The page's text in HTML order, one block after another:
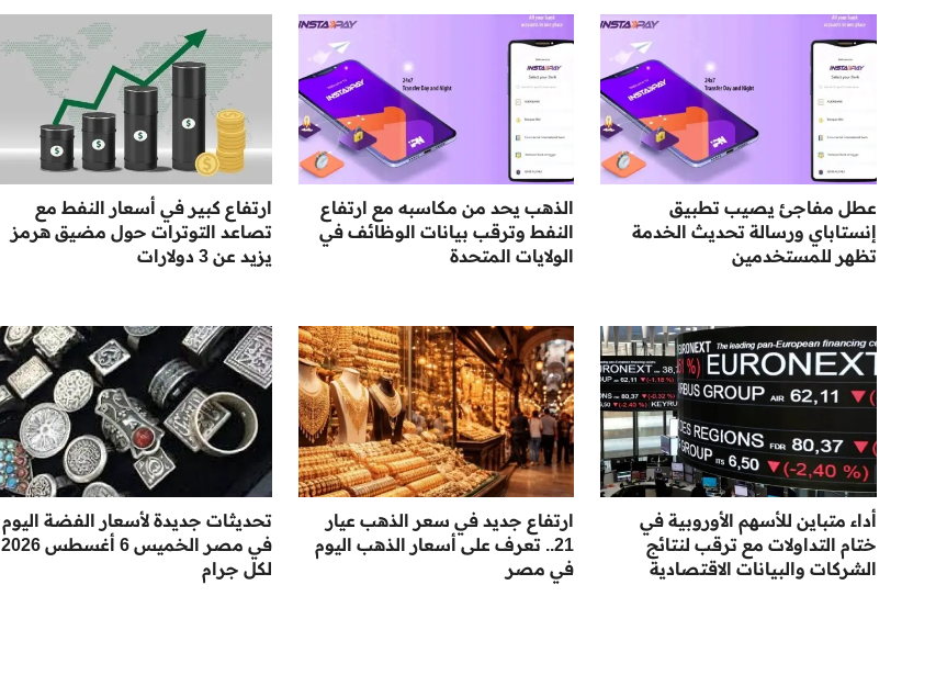
عطل مفاجئ يصيب تطبيق
إنستاباي ورسالة تحديث الخدمة
تظهر للمستخدمين
الذهب يحد من مكاسبه مع ارتفاع
النفط وترقب بيانات الوظائف في
الولايات المتحدة
ارتفاع كبير في أسعار النفط مع
تصاعد التوترات حول مضيق هرمز
يزيد عن 3 دولارات
أداء متباين للأسهم الأوروبية في
ختام التداولات مع ترقب لنتائج
الشركات والبيانات الاقتصادية
ارتفاع جديد في سعر الذهب عيار
21.. تعرف على أسعار الذهب اليوم
في مصر
تحديثات جديدة لأسعار الفضة اليوم
في مصر الخميس 6 أغسطس 2026
لكل جرام